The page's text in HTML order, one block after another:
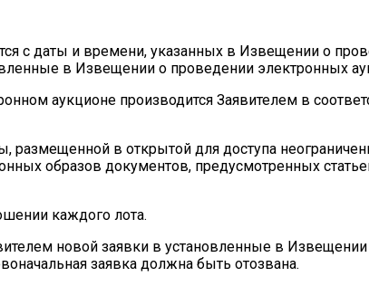
с даты и времени, указанных в Извещении о
в Извещении о проведении электронных
аукционе производится Заявителем в
размещенной в открытой для доступа
образов документов, предусмотренных
каждого лота.
новой заявки в установленные в
заявка должна быть отозвана.